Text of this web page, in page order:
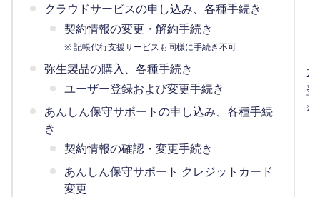
クラウドサービスの申し込み、各種手続き
契約情報の変更・解約手続き
※ 記帳代行支援サービスも同様に手続き不可
弥生製品の購入、各種手続き
ユーザー登録および変更手続き
あんしん保守サポートの申し込み、各種手続
き
契約情報の確認・変更手続き
あんしん保守サポート クレジットカード
変更
※